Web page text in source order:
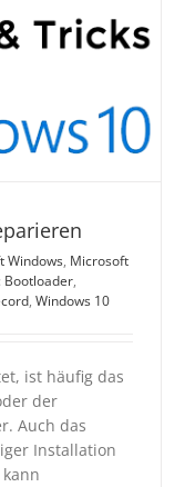
Windows, Microsoft
Bootloader,
, Windows 10
ist häufig das
der
Auch das
Installation